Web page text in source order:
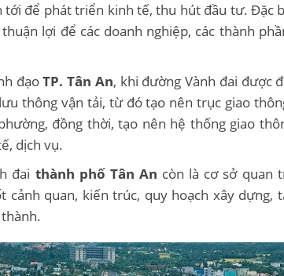
tới để phát triển kinh tế, thu hút đầu tư. Đặc
lợi để các doanh nghiệp, các thành
đạoTP. Tân An, khi đường Vành đai được
thông vận tải, từ đó tạo nên trục giao
đồng thời, tạo nên hệ thống giao
dịch vụ.
đai thành phố Tân An còn là cơ sở quan
cảnh quan, kiến trúc, quy hoạch xây dựng,